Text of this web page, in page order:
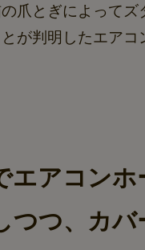
爪とぎによってズ
が判明したエアコ
エアコンホ
つつ、カバ